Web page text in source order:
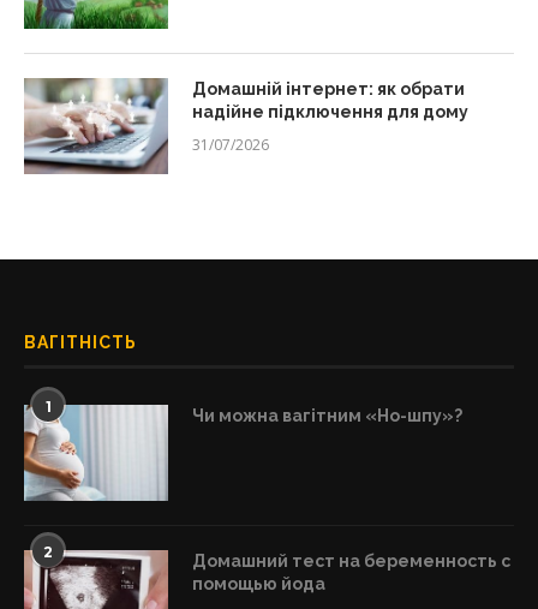
Домашній інтернет: як обрати
надійне підключення для дому
31/07/2026
ВАГІТНІСТЬ
1 Чи можна вагітним «Но-шпу»?
2
Домашний тест на беременность с
помощью йода